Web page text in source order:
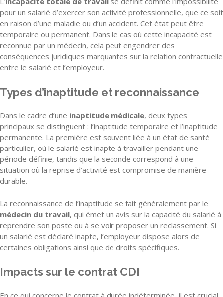
pour un salarié d’exercer son activité professionnelle, que ce soit
en raison d’une maladie ou d’un accident. Cet état peut être
temporaire ou permanent. Dans le cas où cette incapacité est
reconnue par un médecin, cela peut engendrer des
conséquences juridiques marquantes sur la relation contractuelle
entre le salarié et l’employeur.
Types d’inaptitude et reconnaissance
Dans le cadre d’une inaptitude médicale, deux types
principaux se distinguent : l’inaptitude temporaire et l’inaptitude
permanente. La première est souvent liée à un état de santé
particulier, où le salarié est inapte à travailler pendant une
période définie, tandis que la seconde correspond à une
situation où la reprise d’activité est compromise de manière
durable.
La reconnaissance de l’inaptitude se fait généralement par le
médecin du travail, qui émet un avis sur la capacité du salarié à
reprendre son poste ou à se voir proposer un reclassement. Si
un salarié est déclaré inapte, l’employeur dispose alors de
certaines obligations ainsi que de droits spécifiques.
Impacts sur le contrat CDI
En ce qui concerne le contrat à durée indéterminée, il est crucial